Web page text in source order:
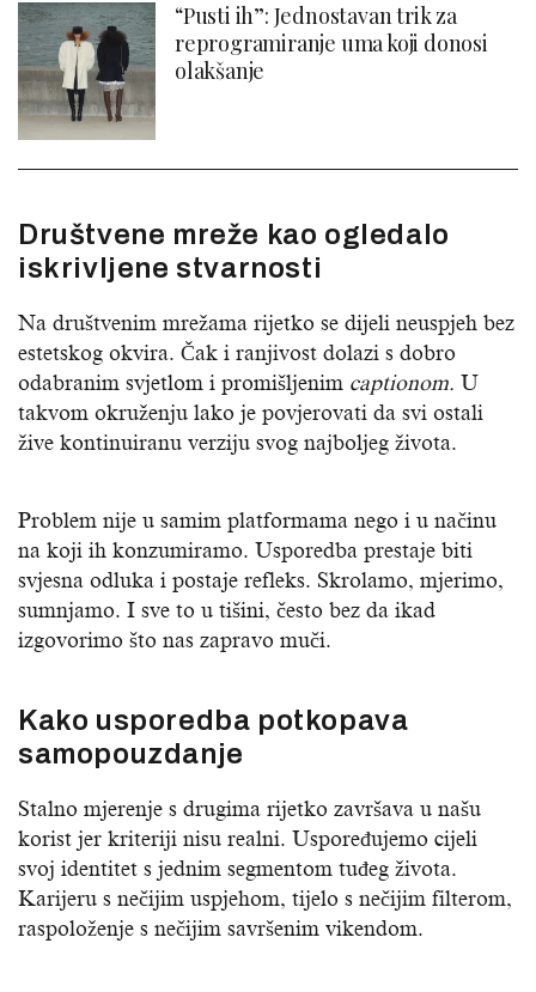
“Pusti ih”: Jednostavan trik za
reprogramiranje uma koji donosi
olakšanje
Društvene mreže kao ogledalo
iskrivljene stvarnosti
Na društvenim mrežama rijetko se dijeli neuspjeh bez
estetskog okvira. Čak i ranjivost dolazi s dobro
odabranim svjetlom i promišljenim captionom. U
takvom okruženju lako je povjerovati da svi ostali
žive kontinuiranu verziju svog najboljeg života.
Problem nije u samim platformama nego i u načinu
na koji ih konzumiramo. Usporedba prestaje biti
svjesna odluka i postaje refleks. Skrolamo, mjerimo,
sumnjamo. I sve to u tišini, često bez da ikad
izgovorimo što nas zapravo muči.
Kako usporedba potkopava
samopouzdanje
Stalno mjerenje s drugima rijetko završava u našu
korist jer kriteriji nisu realni. Uspoređujemo cijeli
svoj identitet s jednim segmentom tuđeg života.
Karijeru s nečijim uspjehom, tijelo s nečijim filterom,
raspoloženje s nečijim savršenim vikendom.